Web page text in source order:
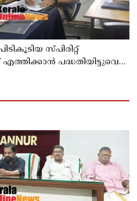
സ്പിരിറ്റ്
പദ്ധതിയിട്ടുവെന്ന്